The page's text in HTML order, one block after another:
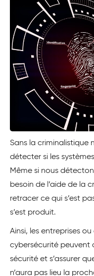
Sans la criminalistique
détecter si les
Même si nous
besoin de l’aide de la
retracer ce qui s’est
s’est produit.
Ainsi, les entreprises
cybersécurité peuvent
sécurité et s’assurer
n’aura pas lieu la